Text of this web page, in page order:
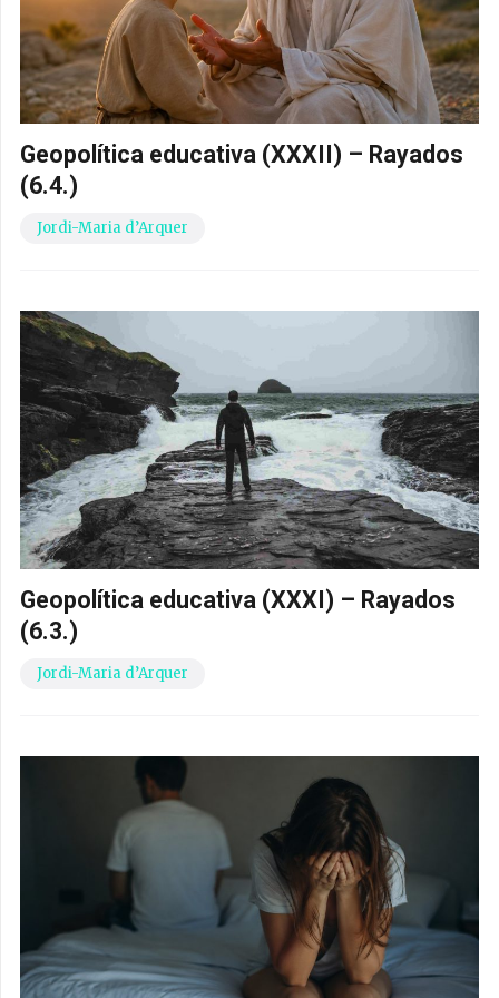
Geopolítica educativa (XXXII) – Rayados
(6.4.)
Jordi-Maria d’Arquer
Geopolítica educativa (XXXI) – Rayados
(6.3.)
Jordi-Maria d’Arquer